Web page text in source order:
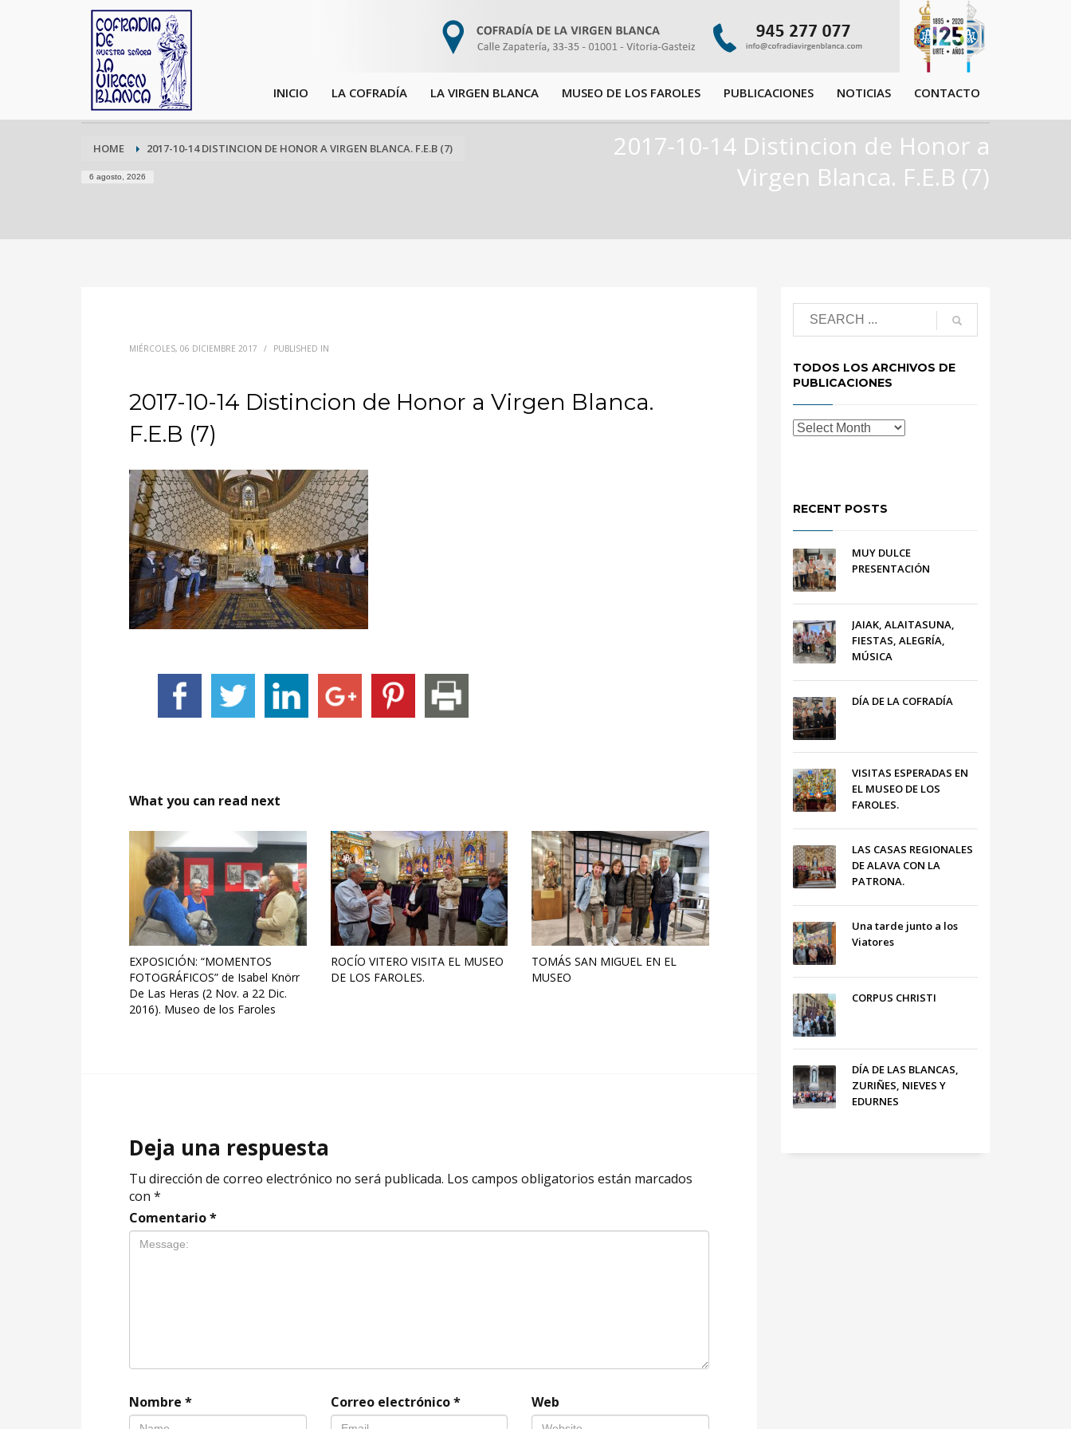
INICIO LA COFRADÍA LA VIRGEN BLANCA MUSEO DE LOS FAROLES PUBLICACIONES NOTICIAS CONTACTO
HOME 2017-10-14 DISTINCION DE HONOR A VIRGEN BLANCA. F.E.B (7)
6 agosto, 2026
2017-10-14 Distincion de Honor a
Virgen Blanca. F.E.B (7)
MIÉRCOLES, 06 DICIEMBRE 2017 / PUBLISHED IN
2017-10-14 Distincion de Honor a Virgen Blanca.
F.E.B (7)
What you can read next
EXPOSICIÓN: “MOMENTOS
FOTOGRÁFICOS” de Isabel Knörr
De Las Heras (2 Nov. a 22 Dic.
2016). Museo de los Faroles
ROCÍO VITERO VISITA EL MUSEO
DE LOS FAROLES.
TOMÁS SAN MIGUEL EN EL
MUSEO
Deja una respuesta
Tu dirección de correo electrónico no será publicada. Los campos obligatorios están marcados
con *
Comentario*
Nombre * Correo electrónico* Web
TODOS LOS ARCHIVOS DE
PUBLICACIONES
RECENT POSTS
MUY DULCE
PRESENTACIÓN
JAIAK, ALAITASUNA,
FIESTAS, ALEGRÍA,
MÚSICA
DÍA DE LA COFRADÍA
VISITAS ESPERADAS EN
EL MUSEO DE LOS
FAROLES.
LAS CASAS REGIONALES
DE ALAVA CON LA
PATRONA.
Una tarde junto a los
Viatores
CORPUS CHRISTI
DÍA DE LAS BLANCAS,
ZURIÑES, NIEVES Y
EDURNES